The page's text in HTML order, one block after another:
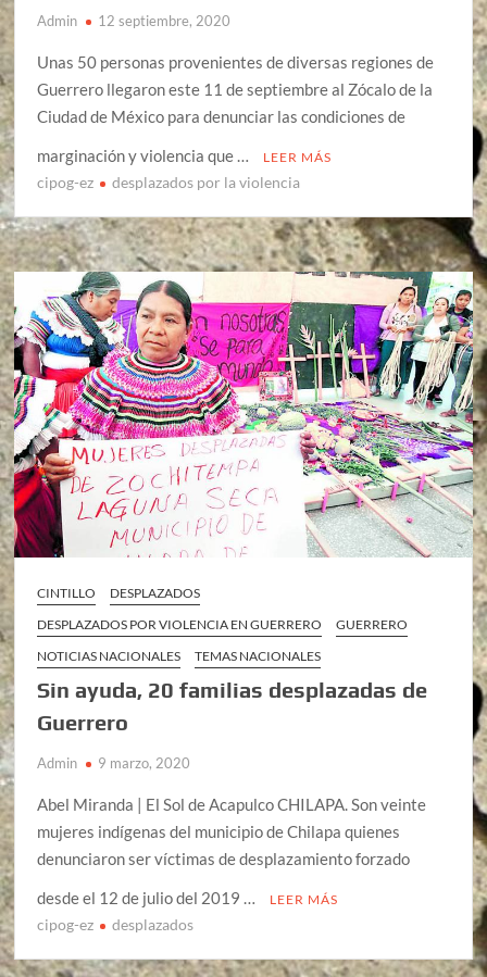
Admin 12 septiembre, 2020
Unas 50 personas provenientes de diversas regiones de
Guerrero llegaron este 11 de septiembre al Zócalo de la
Ciudad de México para denunciar las condiciones de
marginación y violencia que …
LEER MÁS
cipog-ez desplazados por la violencia
CINTILLO
DESPLAZADOS
DESPLAZADOS POR VIOLENCIA EN GUERRERO
GUERRERO
NOTICIAS NACIONALES
TEMAS NACIONALES
Sin ayuda, 20 familias desplazadas de
Guerrero
Admin 9 marzo, 2020
Abel Miranda | El Sol de Acapulco CHILAPA. Son veinte
mujeres indígenas del municipio de Chilapa quienes
denunciaron ser víctimas de desplazamiento forzado
desde el 12 de julio del 2019 …
LEER MÁS
cipog-ez desplazados